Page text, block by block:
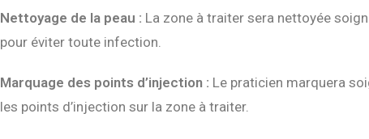
Nettoyage de la peau : La zone à traiter sera nettoyée
pour éviter toute infection.
Marquage des points d’injection : Le praticien marquera
les points d’injection sur la zone à traiter.